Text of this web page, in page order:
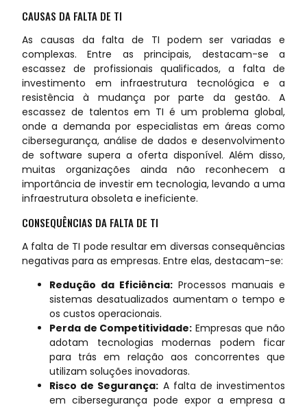
CAUSAS DA FALTA DE TI
As causas da falta de TI podem ser variadas e
complexas. Entre as principais, destacam-se a
escassez de profissionais qualificados, a falta de
investimento em infraestrutura tecnológica e a
resistência à mudança por parte da gestão. A
escassez de talentos em TI é um problema global,
onde a demanda por especialistas em áreas como
cibersegurança, análise de dados e desenvolvimento
de software supera a oferta disponível. Além disso,
muitas organizações ainda não reconhecem a
importância de investir em tecnologia, levando a uma
infraestrutura obsoleta e ineficiente.
CONSEQUÊNCIAS DA FALTA DE TI
A falta de TI pode resultar em diversas consequências
negativas para as empresas. Entre elas, destacam-se:
Redução da Eficiência: Processos manuais e
sistemas desatualizados aumentam o tempo e
os custos operacionais.
Perda de Competitividade: Empresas que não
adotam tecnologias modernas podem ficar
para trás em relação aos concorrentes que
utilizam soluções inovadoras.
Risco de Segurança: A falta de investimentos
em cibersegurança pode expor a empresa a